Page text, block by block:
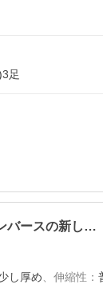
足
バースの新し…
し厚め、 伸縮性 ：